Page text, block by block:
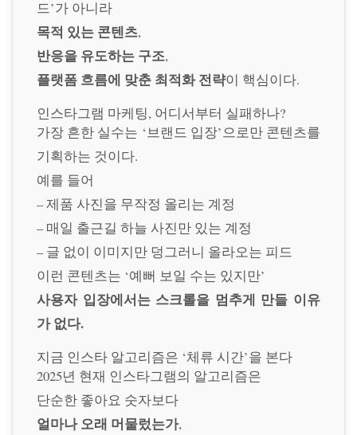
드’가 아니라
목적 있는 콘텐츠,
반응을 유도하는 구조,
플랫폼 흐름에 맞춘 최적화 전략이 핵심이다.
인스타그램 마케팅, 어디서부터 실패하나?
가장 흔한 실수는 ‘브랜드 입장’으로만 콘텐츠를
기획하는 것이다.
예를 들어
– 제품 사진을 무작정 올리는 계정
– 매일 출근길 하늘 사진만 있는 계정
– 글 없이 이미지만 덩그러니 올라오는 피드
이런 콘텐츠는 ‘예뻐 보일 수는 있지만’
사용자 입장에서는 스크롤을 멈추게 만들 이유
가 없다.
지금 인스타 알고리즘은 ‘체류 시간’을 본다
2025년 현재 인스타그램의 알고리즘은
단순한 좋아요 숫자보다
얼마나 오래 머물렀는가,